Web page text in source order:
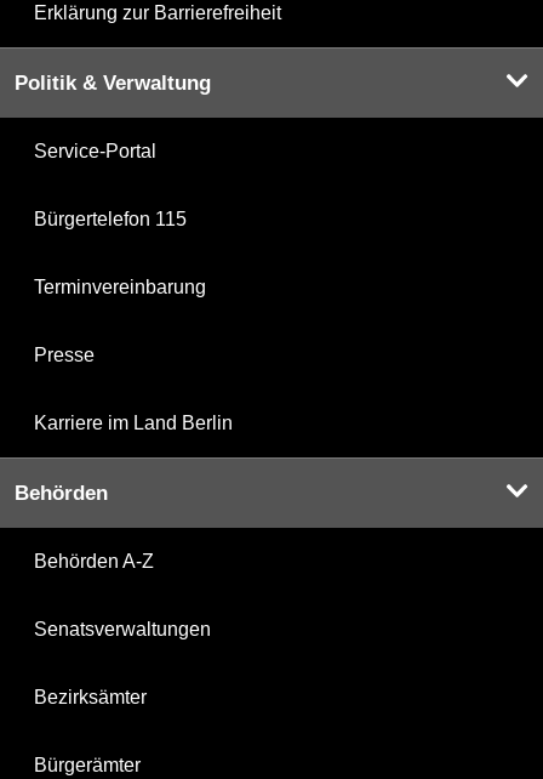
Erklärung zur Barrierefreiheit
Politik & Verwaltung
Service-Portal
Bürgertelefon 115
Terminvereinbarung
Presse
Karriere im Land Berlin
Behörden
Behörden A-Z
Senatsverwaltungen
Bezirksämter
Bürgerämter